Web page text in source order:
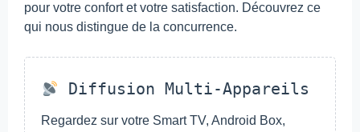
pour votre confort et votre satisfaction. Découvrez ce
qui nous distingue de la concurrence.
Diffusion Multi-Appareils
Regardez sur votre Smart TV, Android Box,